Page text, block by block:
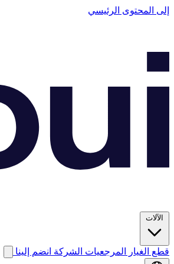
إلى المحتوى الرئيسي
الآلات
قطع الغيار المرجعيات الشركة انضم إلينا